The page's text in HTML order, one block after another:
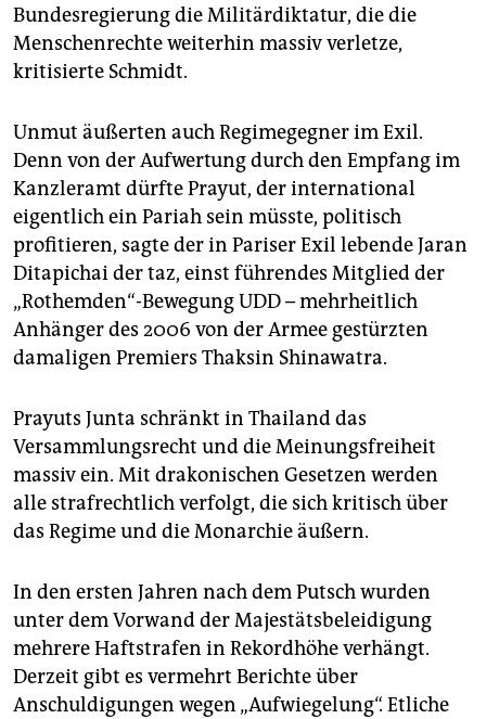
Bundesregierung die Militärdiktatur, die die
Menschenrechte weiterhin massiv verletze,
kritisierte Schmidt.
Unmut äußerten auch Regimegegner im Exil.
Denn von der Aufwertung durch den Empfang im
Kanzleramt dürfte Prayut, der international
eigentlich ein Pariah sein müsste, politisch
profitieren, sagte der in Pariser Exil lebende Jaran
Ditapichai der taz, einst führendes Mitglied der
„Rothemden“-Bewegung UDD – mehrheitlich
Anhänger des 2006 von der Armee gestürzten
damaligen Premiers Thaksin Shinawatra.
Prayuts Junta schränkt in Thailand das
Versammlungsrecht und die Meinungsfreiheit
massiv ein. Mit drakonischen Gesetzen werden
alle strafrechtlich verfolgt, die sich kritisch über
das Regime und die Monarchie äußern.
In den ersten Jahren nach dem Putsch wurden
unter dem Vorwand der Majestätsbeleidigung
mehrere Haftstrafen in Rekordhöhe verhängt.
Derzeit gibt es vermehrt Berichte über
Anschuldigungen wegen „Aufwiegelung“. Etliche